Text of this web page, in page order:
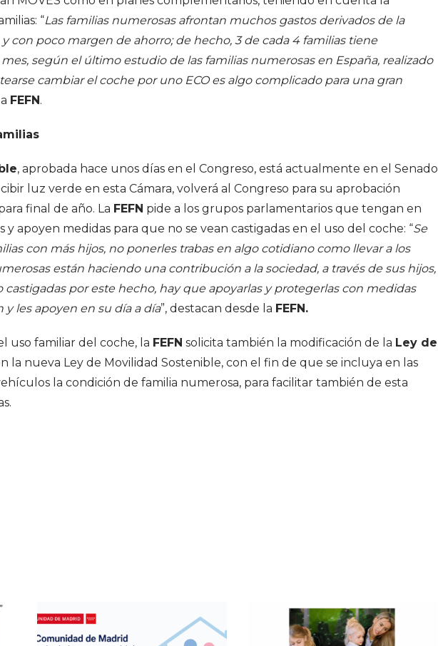
“Las familias numerosas afrontan muchos gastos derivados de la
con poco margen de ahorro; de hecho, 3 de cada 4 familias tiene
según el último estudio de las familias numerosas en España, realizado
cambiar el coche por uno ECO es algo complicado para una gran
FEFN.
, aprobada hace unos días en el Congreso, está actualmente en el Senado
luz verde en esta Cámara, volverá al Congreso para su aprobación
final de año. La FEFN pide a los grupos parlamentarios que tengan en
y apoyen medidas para que no se vean castigadas en el uso del coche: “Se
con más hijos, no ponerles trabas en algo cotidiano como llevar a los
están haciendo una contribución a la sociedad, a través de sus hijos,
por este hecho, hay que apoyarlas y protegerlas con medidas
les apoyen en su día a día”, destacan desde la FEFN.
uso familiar del coche, la FEFN solicita también la modificación de la Ley de
la nueva Ley de Movilidad Sostenible, con el fin de que se incluya en las
la condición de familia numerosa, para facilitar también de esta